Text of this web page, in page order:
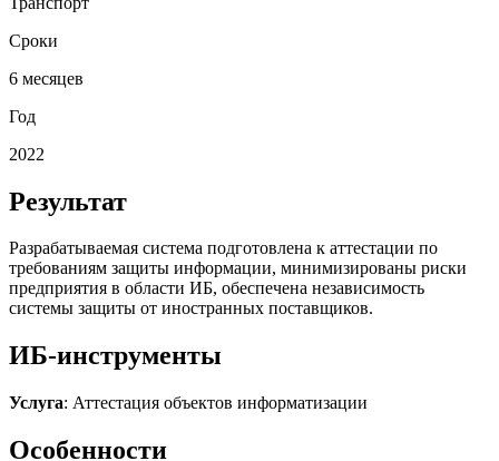
Сроки
6 месяцев
Год
2022
Результат
Разрабатываемая система подготовлена к аттестации по
требованиям защиты информации, минимизированы риски
предприятия в области ИБ, обеспечена независимость
системы защиты от иностранных поставщиков.
ИБ-инструменты
Услуга: Аттестация объектов информатизации
Особенности